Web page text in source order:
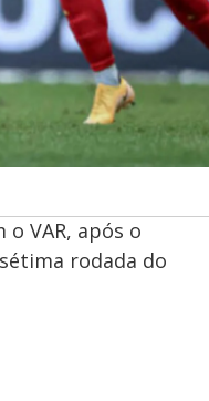
VAR, após o
rodada do